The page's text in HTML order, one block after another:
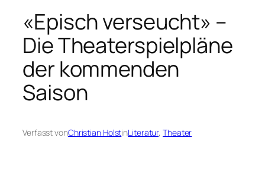
«Episch verseucht» –
Die Theaterspielpläne
der kommenden
Saison
Verfasst vonChristian HolstinLiteratur, Theater